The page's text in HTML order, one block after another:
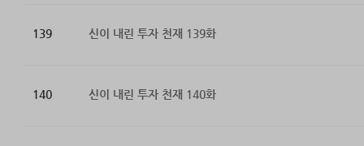
139 신이 내린 투자 천재 139화
140 신이 내린 투자 천재 140화